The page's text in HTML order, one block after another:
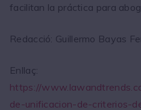
facilitan la práctica para
Redacció: Guillermo Bayas
Enllaç:
https://
de-unificacion-de-criterios-